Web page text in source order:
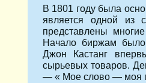
В 1801 году была
является одной
представлены
Начало биржам
Джон Кастанг
сырьевых товаров.
— « Мое слово — моя